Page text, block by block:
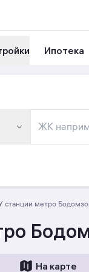
Ипотека
станции метро
На карте